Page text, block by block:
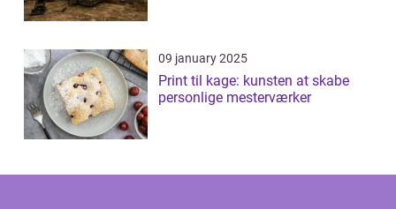
09 january 2025
Print til kage: kunsten at skabe
personlige mesterværker